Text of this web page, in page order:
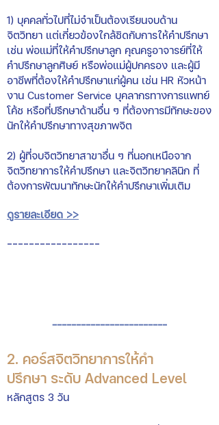
1) บุคคลทั่วไปที่ไม่จำเป็นต้องเรียนจบด้าน
จิตวิทยา แต่เกี่ยวข้องใกล้ชิดกับการให้คำปรึกษา
เช่น พ่อแม่ที่ให้คำปรึกษาลูก คุณครูอาจารย์ที่ให้
คำปรึกษาลูกศิษย์ หรือพ่อแม่ผู้ปกครอง และผู้มี
อาชีพที่ต้องให้คำปรึกษาแก่ผู้คน เช่น HR หัวหน้า
งาน Customer Service บุคลากรทางการแพทย์
โค้ช หรือที่ปรึกษาด้านอื่น ๆ ที่ต้องการมีทักษะของ
นักให้คำปรึกษาทางสุขภาพจิต
2) ผู้ที่จบจิตวิทยาสาขาอื่น ๆ ที่นอกเหนือจาก
จิตวิทยาการให้คำปรึกษา และจิตวิทยาคลินิก ที่
ต้องการพัฒนาทักษะนักให้คำปรึกษาเพิ่มเติม
ดูรายละเอียด >>
-----------------
------------------------
2. คอร์สจิตวิทยาการให้คำ
ปรึกษา ระดับ Advanced Level
หลักสูตร 3 วัน